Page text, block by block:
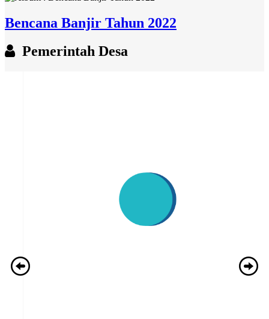
Bencana Banjir Tahun 2022
Pemerintah Desa